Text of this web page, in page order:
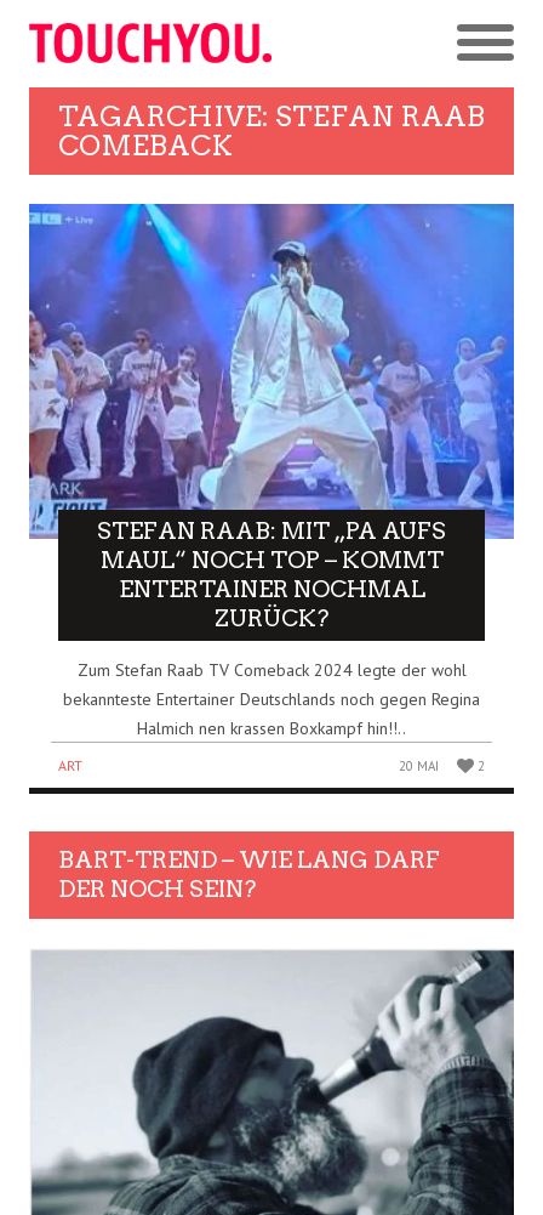
TAGARCHIVE: STEFAN RAAB
COMEBACK
STEFAN RAAB: MIT „PA AUFS
MAUL“ NOCH TOP – KOMMT
ENTERTAINER NOCHMAL
ZURÜCK?
Zum Stefan Raab TV Comeback 2024 legte der wohl
bekannteste Entertainer Deutschlands noch gegen Regina
Halmich nen krassen Boxkampf hin!!..
ART 20 MAI 2
BART-TREND – WIE LANG DARF
DER NOCH SEIN?